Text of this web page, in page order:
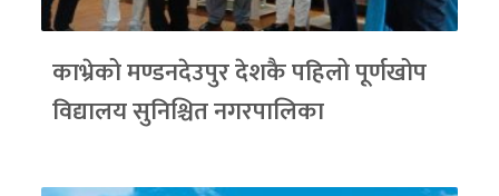
काभ्रेको मण्डनदेउपुर देशकै पहिलो पूर्णखोप
विद्यालय सुनिश्चित नगरपालिका